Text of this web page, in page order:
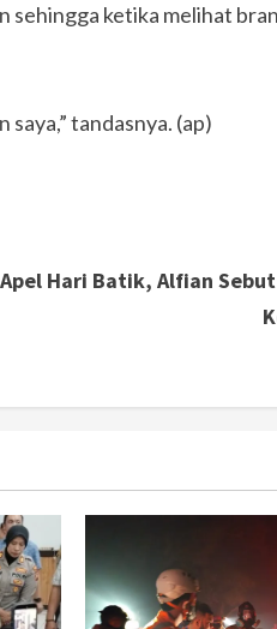
sehingga ketika melihat
tandasnya. (ap)
Hari Batik, Alfian